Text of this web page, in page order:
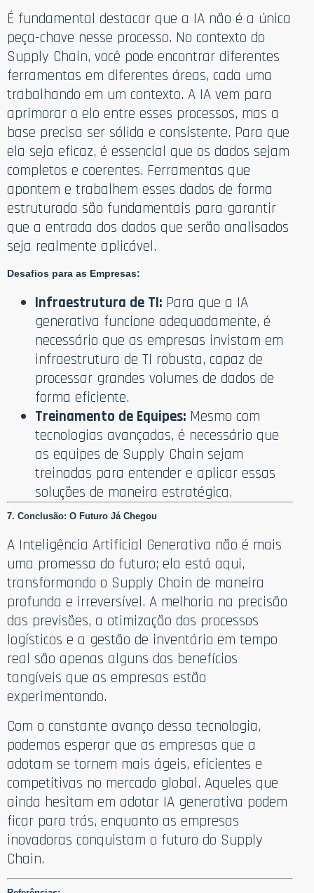
É fundamental destacar que a IA não é a única
peça-chave nesse processo. No contexto do
Supply Chain, você pode encontrar diferentes
ferramentas em diferentes áreas, cada uma
trabalhando em um contexto. A IA vem para
aprimorar o elo entre esses processos, mas a
base precisa ser sólida e consistente. Para que
ela seja eficaz, é essencial que os dados sejam
completos e coerentes. Ferramentas que
apontem e trabalhem esses dados de forma
estruturada são fundamentais para garantir
que a entrada dos dados que serão analisados
seja realmente aplicável.
Desafios para as Empresas:
Infraestrutura de TI: Para que a IA
generativa funcione adequadamente, é
necessário que as empresas invistam em
infraestrutura de TI robusta, capaz de
processar grandes volumes de dados de
forma eficiente.
Treinamento de Equipes: Mesmo com
tecnologias avançadas, é necessário que
as equipes de Supply Chain sejam
treinadas para entender e aplicar essas
soluções de maneira estratégica.
7. Conclusão: O Futuro Já Chegou
A Inteligência Artificial Generativa não é mais
uma promessa do futuro; ela está aqui,
transformando o Supply Chain de maneira
profunda e irreversível. A melhoria na precisão
das previsões, a otimização dos processos
logísticos e a gestão de inventário em tempo
real são apenas alguns dos benefícios
tangíveis que as empresas estão
experimentando.
Com o constante avanço dessa tecnologia,
podemos esperar que as empresas que a
adotam se tornem mais ágeis, eficientes e
competitivas no mercado global. Aqueles que
ainda hesitam em adotar IA generativa podem
ficar para trás, enquanto as empresas
inovadoras conquistam o futuro do Supply
Chain.